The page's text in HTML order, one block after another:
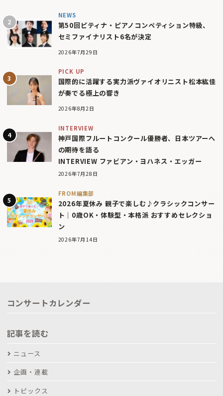
NEWS
第50回ピティナ・ピアノコンペティション特級、
セミファイナリスト6名が決定
2026年7月29日
PICK UP
国際的に活躍する実力派ヴァイオリニスト松本紘佳
が奏でる極上の響き
2026年8月2日
INTERVIEW
神戸国際フルートコンクール優勝者、日本ツアーへ
の期待を語る
INTERVIEW ファビアン・ヨハネス・エッガー
2026年7月28日
FROM編集部
2026年夏休み 親子で楽しむ♪クラシックコンサー
ト｜0歳OK・体験型・本格派 おすすめセレクショ
ン
2026年7月14日
コンサートカレンダー
記事を読む
ニュース
企画・連載
トピックス